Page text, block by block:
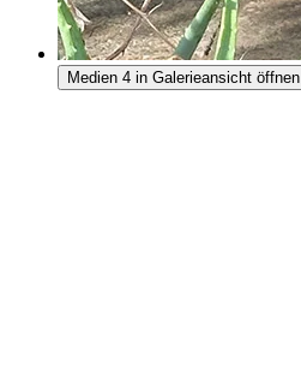
Medien 4 in Galerieansicht öffnen